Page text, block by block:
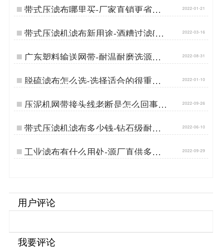
带式压滤布哪里买-厂家直销更省钱
{丹娜鸶过滤}…
2022-01-21
带式压滤机滤布新用途-酒糟过滤{丹
娜鸶过滤}…
2022-03-16
广东塑料输送网带-耐温耐磨选源厂
定制[丹娜鸶]…
2022-08-31
脱硫滤布怎么选-选择适合的很重要
{丹娜鸶过滤}…
2022-01-10
压泥机网带接头线老断是怎么回事-
耐磨耐用…
2022-09-26
带式压滤机滤布多少钱-钻石级耐磨
损{丹娜鸶过滤}…
2022-06-10
工业滤布有什么用处-源厂直供多规
格按需定制…
2022-09-29
用户评论
我要评论